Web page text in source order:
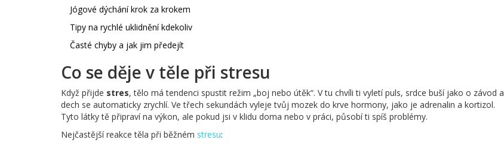
Jógové dýchání krok za krokem
Tipy na rychlé uklidnění kdekoliv
Časté chyby a jak jim předejít
Co se děje v těle při stresu
Když přijde stres, tělo má tendenci spustit režim „boj nebo útěk“. V tu chvíli ti vyletí puls, srdce buší jako o závod a
dech se automaticky zrychlí. Ve třech sekundách vyleje tvůj mozek do krve hormony, jako je adrenalin a kortizol.
Tyto látky tě připraví na výkon, ale pokud jsi v klidu doma nebo v práci, působí ti spíš problémy.
Nejčastější reakce těla při běžném stresu: